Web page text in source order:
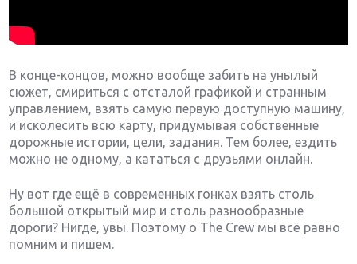
В конце-концов, можно вообще забить на унылый
сюжет, смириться с отсталой графикой и странным
управлением, взять самую первую доступную машину,
и исколесить всю карту, придумывая собственные
дорожные истории, цели, задания. Тем более, ездить
можно не одному, а кататься с друзьями онлайн.
Ну вот где ещё в современных гонках взять столь
большой открытый мир и столь разнообразные
дороги? Нигде, увы. Поэтому о The Crew мы всё равно
помним и пишем.